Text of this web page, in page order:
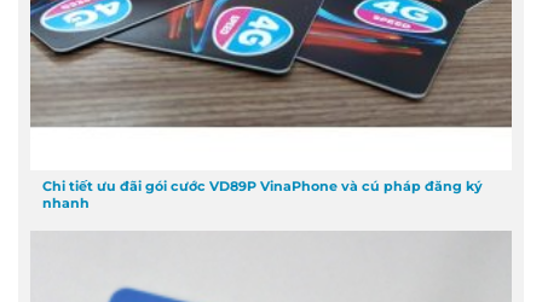
Chi tiết ưu đãi gói cước VD89P VinaPhone và cú pháp đăng ký
nhanh